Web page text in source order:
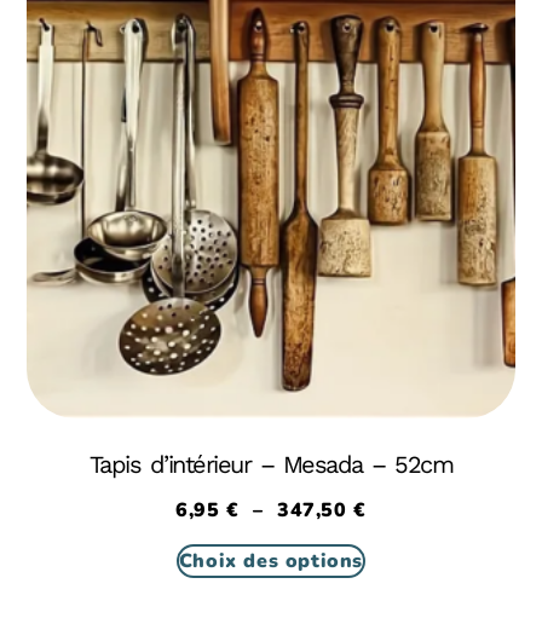
Tapis d’intérieur – Mesada – 52cm
6,95€ – 347,50€
Choix des options